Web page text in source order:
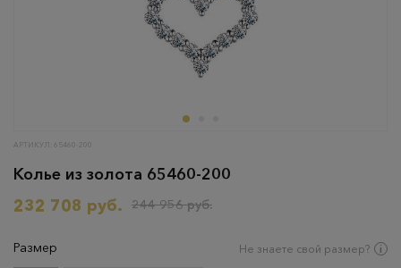
АРТИКУЛ: 65460-200
Колье из золота 65460-200
232 708 руб.
244 956 руб.
Размер Не знаете свой размер?